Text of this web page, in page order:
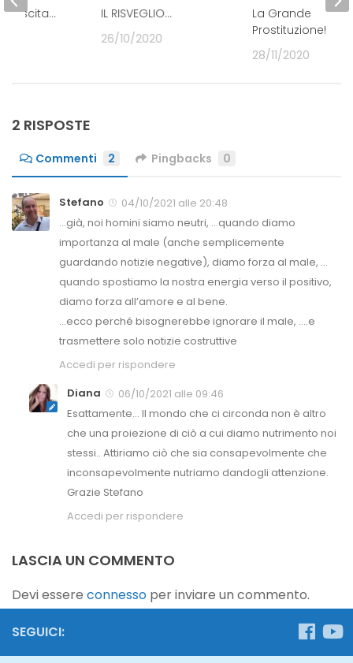
IL RISVEGLIO…
26/10/2020
La Grande
Prostituzione!
28/11/2020
l’Uscita…
2 RISPOSTE
Commenti 2 Pingbacks 0
Stefano
04/10/2021 alle 20:48
…già, noi homini siamo neutri, …quando diamo
importanza al male (anche semplicemente
guardando notizie negative), diamo forza al male, …
quando spostiamo la nostra energia verso il positivo,
diamo forza all’amore e al bene.
…ecco perché bisognerebbe ignorare il male, ….e
trasmettere solo notizie costruttive
Accedi per rispondere
Diana
06/10/2021 alle 09:46
Esattamente… Il mondo che ci circonda non è altro
che una proiezione di ciò a cui diamo nutrimento noi
stessi.. Attiriamo ciò che sia consapevolmente che
inconsapevolmente nutriamo dandogli attenzione.
Grazie Stefano
Accedi per rispondere
LASCIA UN COMMENTO
Devi essere connesso per inviare un commento.
SEGUICI: